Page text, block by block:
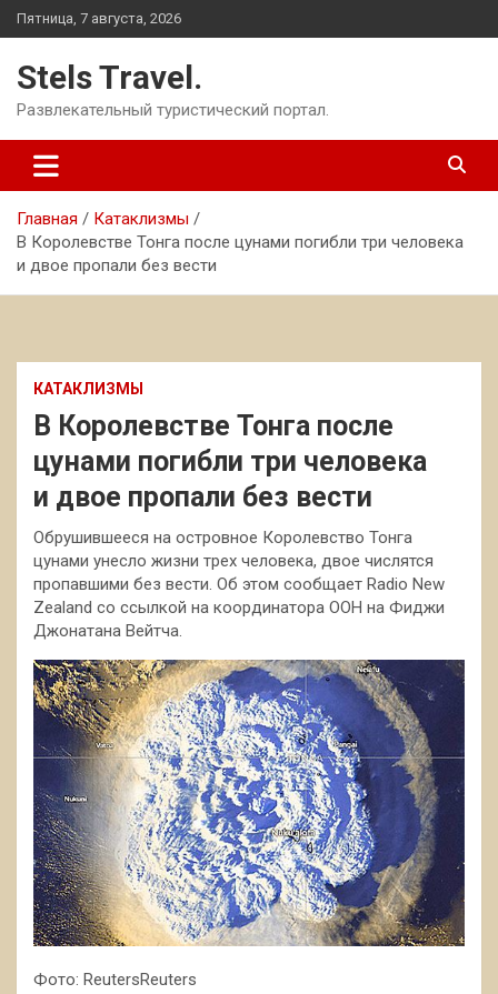
Перейти
к
Пятница, 7 августа, 2026
Stels Travel.
Развлекательный туристический портал.
Главная
Катаклизмы
В Королевстве Тонга после цунами погибли три человека
и двое пропали без вести
КАТАКЛИЗМЫ
В Королевстве Тонга после
цунами погибли три человека
и двое пропали без вести
Обрушившееся на островное Королевство Тонга
цунами унесло жизни трех человека, двое числятся
пропавшими без вести. Об этом сообщает Radio New
Zealand со ссылкой на координатора ООН на Фиджи
Джонатана Вейтча.
Фото: ReutersReuters